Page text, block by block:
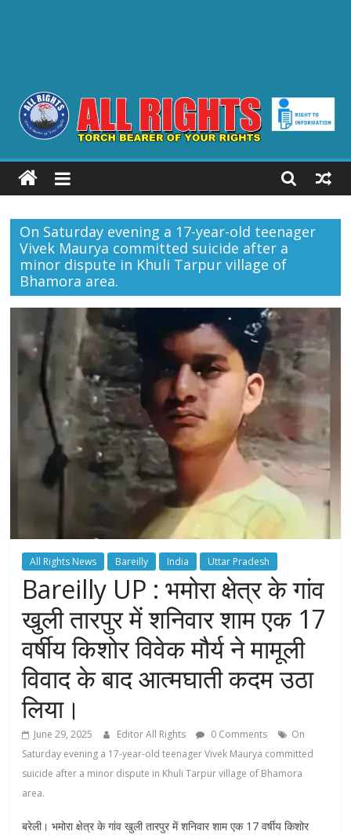
ALL
RIGHTS
Torch
Bearer
of
your
Rights
On Saturday evening a 17-year-old teenager
Vivek Maurya committed suicide after a
minor dispute in Khuli Tarpur village of
Bhamora area.
All Rights News Bareilly India Uttar Pradesh
Bareilly UP : भमोरा क्षेत्र के गांव
खुली तारपुर में शनिवार शाम एक 17
वर्षीय किशोर विवेक मौर्य ने मामूली
विवाद के बाद आत्मघाती कदम उठा
लिया।
June 29, 2025 Editor All Rights 0 Comments
On
Saturday evening a 17-year-old teenager Vivek Maurya committed
suicide after a minor dispute in Khuli Tarpur village of Bhamora
area.
बरेली। भमोरा क्षेत्र के गांव खुली तारपुर में शनिवार शाम एक 17 वर्षीय किशोर